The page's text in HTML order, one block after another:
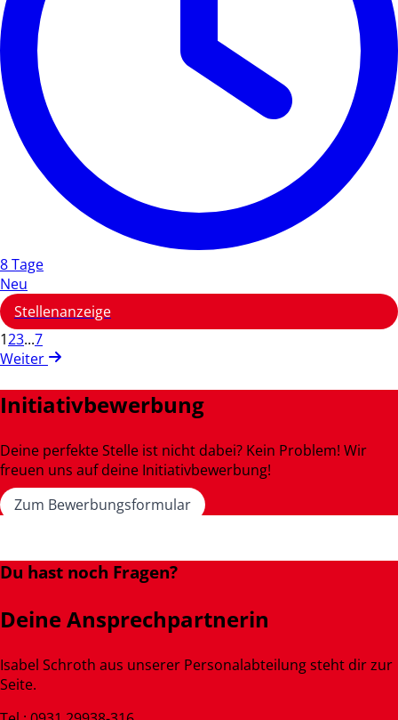
8 Tage
Neu
Stellenanzeige
123...7
Weiter
Initiativbewerbung
Deine perfekte Stelle ist nicht dabei? Kein Problem! Wir
freuen uns auf deine Initiativbewerbung!
Zum Bewerbungsformular
Du hast noch Fragen?
Deine Ansprechpartnerin
Isabel Schroth aus unserer Personalabteilung steht dir zur
Seite.